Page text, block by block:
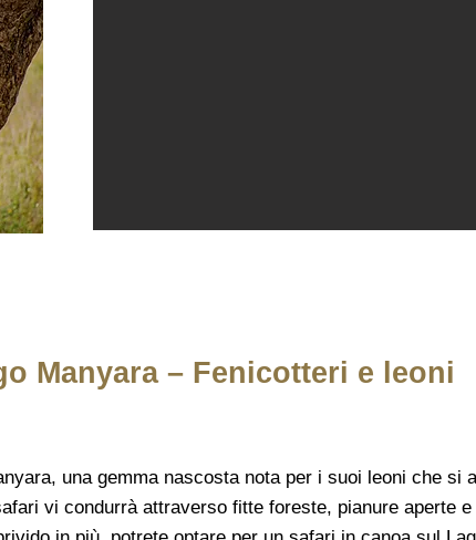
Manyara – Fenicotteri e leoni
una gemma nascosta nota per i suoi leoni che si
vi condurrà attraverso fitte foreste, pianure aperte